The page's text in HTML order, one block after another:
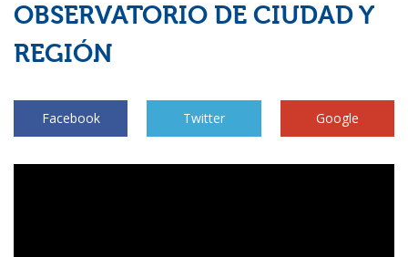
OBSERVATORIO DE CIUDAD Y
REGIÓN
Facebook Twitter Google